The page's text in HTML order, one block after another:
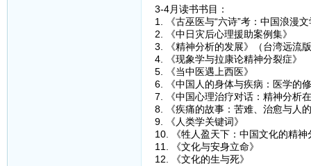
3-4月读书书目：
1. 《古巫医与“六诗”考：中国浪漫
2. 《中日灾后心理援助案例集》
3. 《精神分析的发展》（台湾远流
4. 《现象学与拉康论精神分裂症》
5. 《当中医遇上西医》
6. 《中国人的身体与疾病：医学的
7. 《中国心理治疗对话：精神分析
8. 《疾痛的故事：苦难、治愈与人
9. 《人类学关键词》
10. 《牲人盈天下：中国文化的精神
11. 《文化与安身立命》
12. 《文化的生与死》